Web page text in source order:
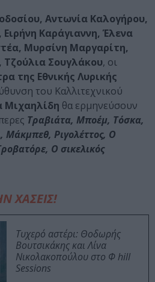
Αντωνία Καλογήρου,
Καράγιαννη, Έλενα
Μυρσίνη Μαργαρίτη,
Σουγλάκου, οι
της Εθνικής Λυρικής
του Καλλιτεχνικού
θα ερμηνεύσουν
Τραβιάτα, Μποέμ, Τόσκα,
Ριγολέττος, Ο
Ο σικελικός
ΧΑΣΕΙΣ!
Τυχερό αστέρι: Θοδωρής
Βουτσικάκης και Λίνα
Νικολακοπούλου στο Φ hill
Sessions